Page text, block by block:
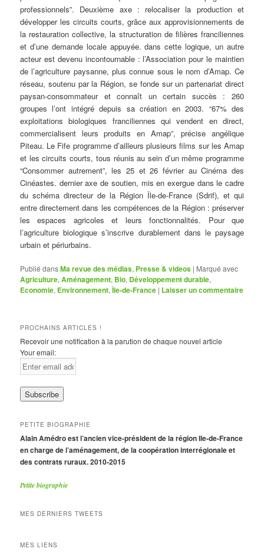
professionnels”. Deuxième axe : relocaliser la production et
développer les circuits courts, grâce aux approvisionnements de
la restauration collective, la structuration de filières franciliennes
et d’une demande locale appuyée. dans cette logique, un autre
acteur est devenu incontournable : l’Association pour le maintien
de l’agriculture paysanne, plus connue sous le nom d’Amap. Ce
réseau, soutenu par la Région, se fonde sur un partenariat direct
paysan-consommateur et connaît un certain succès : 260
groupes l’ont intégré depuis sa création en 2003. “67% des
exploitations biologiques franciliennes qui vendent en direct,
commercialisent leurs produits en Amap”, précise angélique
Piteau. Le Fife programme d’ailleurs plusieurs films sur les Amap
et les circuits courts, tous réunis au sein d’un même programme
“Consommer autrement”, les 25 et 26 février au Cinéma des
Cinéastes. dernier axe de soutien, mis en exergue dans le cadre
du schéma directeur de la Région Île-de-France (Sdrif), et qui
entre directement dans les compétences de la Région : préserver
les espaces agricoles et leurs fonctionnalités. Pour que
l’agriculture biologique s’inscrive durablement dans le paysage
urbain et périurbains.
Publié dansMa revue des médias, Presse & videos | Marqué avec
Agriculture,Aménagement, Bio, Développement durable,
Economie, Environnement,Île-de-France | Laisser un commentaire
PROCHAINS ARTICLES !
Recevoir une notification à la parution de chaque nouvel article
Your email:
PETITE BIOGRAPHIE
Alain Amédro est l’ancien vice-président de la région Ile-de-France
en charge de l’aménagement, de la coopération interrégionale et
des contrats ruraux. 2010-2015
Petite biographie
MES DERNIERS TWEETS
MES LIENS